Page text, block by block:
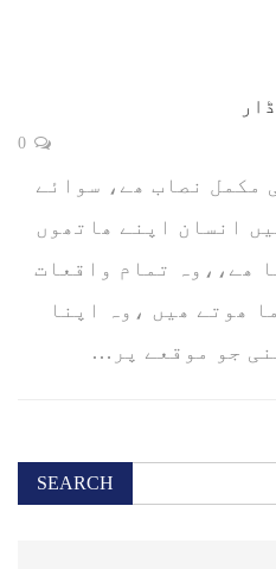
مکمل نصاب ھے، سوائے
انسان اپنے ھاتھوں
ھے،،وہ تمام واقعات
ھوتے ھیں ،وہ اپنا
جو موقعے پر…